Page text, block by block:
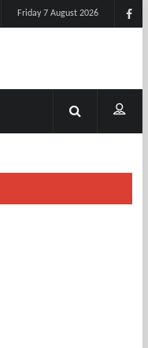
Friday 7 August 2026